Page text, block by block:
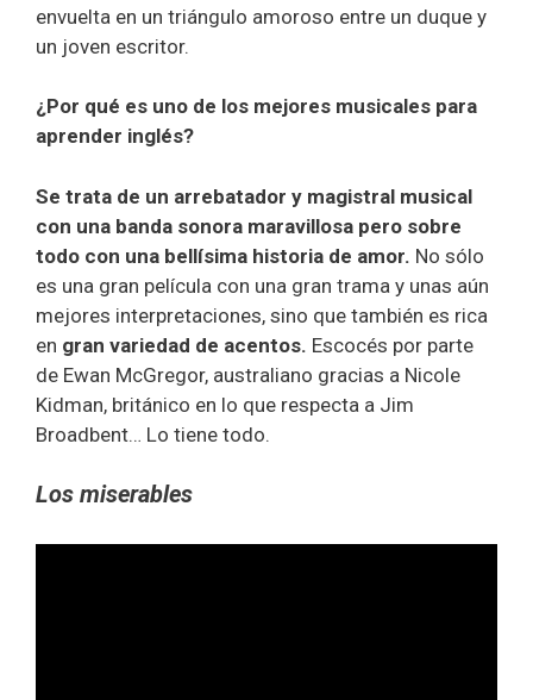
envuelta en un triángulo amoroso entre un duque y
un joven escritor.
¿Por qué es uno de los mejores musicales para
aprender inglés?
Se trata de un arrebatador y magistral musical
con una banda sonora maravillosa pero sobre
todo con una bellísima historia de amor. No sólo
es una gran película con una gran trama y unas aún
mejores interpretaciones, sino que también es rica
en gran variedad de acentos. Escocés por parte
de Ewan McGregor, australiano gracias a Nicole
Kidman, británico en lo que respecta a Jim
Broadbent… Lo tiene todo.
Los miserables